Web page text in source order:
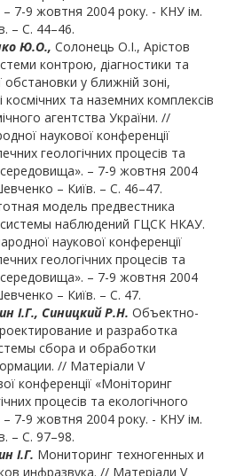
7-9 жовтня 2004 року. - КНУ ім.
– С. 44–46.
Ю.О., Солонець О.І., Арістов
контрою, діагностики та
обстановки у ближній зоні,
та наземних комплексів
агентства України. //
наукової конференції
геологічних процесів та
середовища». – 7-9 жовтня 2004
– Київ. – С. 46–47.
модель предвестника
наблюдений ГЦСК НКАУ.
наукової конференції
геологічних процесів та
середовища». – 7-9 жовтня 2004
– Київ. – С. 47.
І.Г., Синицкий Р.Н. Объектно-
и разработка
сбора и обработки
// Матеріали V
конференції «Моніторинг
процесів та екологічного
7-9 жовтня 2004 року. - КНУ ім.
– С. 97–98.
І.Г. Мониторинг техногенных и
инфразвука. // Матеріали V